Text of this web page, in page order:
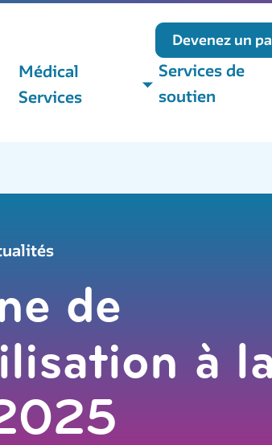
Devenez un
Médical
Services
Services de
soutien
de
à